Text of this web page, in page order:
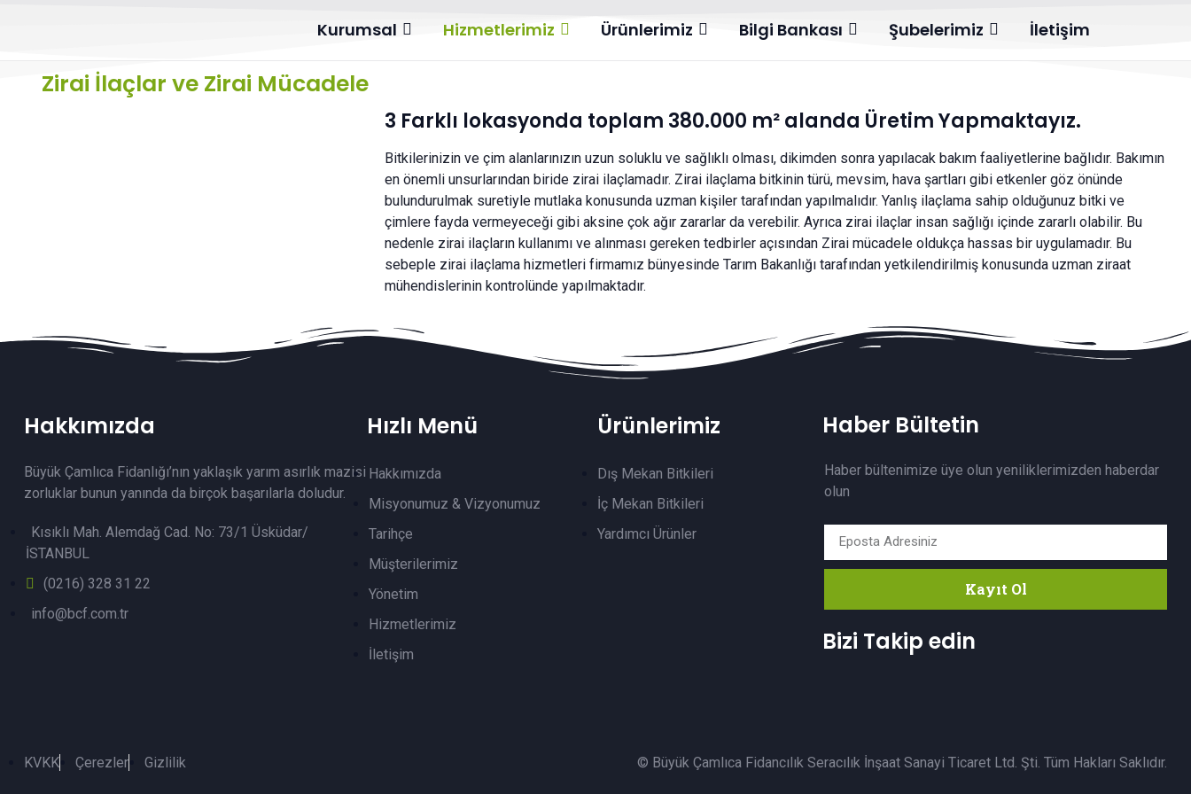
Kurumsal Hizmetlerimiz Ürünlerimiz Bilgi Bankası Şubelerimiz İletişim
Zirai İlaçlar ve Zirai Mücadele
3 Farklı lokasyonda toplam 380.000 m² alanda Üretim Yapmaktayız.
Bitkilerinizin ve çim alanlarınızın uzun soluklu ve sağlıklı olması, dikimden sonra yapılacak bakım faaliyetlerine bağlıdır. Bakımın
en önemli unsurlarından biride zirai ilaçlamadır. Zirai ilaçlama bitkinin türü, mevsim, hava şartları gibi etkenler göz önünde
bulundurulmak suretiyle mutlaka konusunda uzman kişiler tarafından yapılmalıdır. Yanlış ilaçlama sahip olduğunuz bitki ve
çimlere fayda vermeyeceği gibi aksine çok ağır zararlar da verebilir. Ayrıca zirai ilaçlar insan sağlığı içinde zararlı olabilir. Bu
nedenle zirai ilaçların kullanımı ve alınması gereken tedbirler açısından Zirai mücadele oldukça hassas bir uygulamadır. Bu
sebeple zirai ilaçlama hizmetleri firmamız bünyesinde Tarım Bakanlığı tarafından yetkilendirilmiş konusunda uzman ziraat
mühendislerinin kontrolünde yapılmaktadır.
Hakkımızda
Büyük Çamlıca Fidanlığı’nın yaklaşık yarım asırlık mazisi
zorluklar bunun yanında da birçok başarılarla doludur.
Kısıklı Mah. Alemdağ Cad. No: 73/1 Üsküdar/
İSTANBUL
(0216) 328 31 22
info@bcf.com.tr
Hızlı Menü
Hakkımızda
Misyonumuz & Vizyonumuz
Tarihçe
Müşterilerimiz
Yönetim
Hizmetlerimiz
İletişim
Ürünlerimiz
Dış Mekan Bitkileri
İç Mekan Bitkileri
Yardımcı Ürünler
Haber Bültetin
Haber bültenimize üye olun yeniliklerimizden haberdar
olun
Kayıt Ol
Bizi Takip edin
KVKK Çerezler Gizlilik © Büyük Çamlıca Fidancılık Seracılık İnşaat Sanayi Ticaret Ltd. Şti. Tüm Hakları Saklıdır.